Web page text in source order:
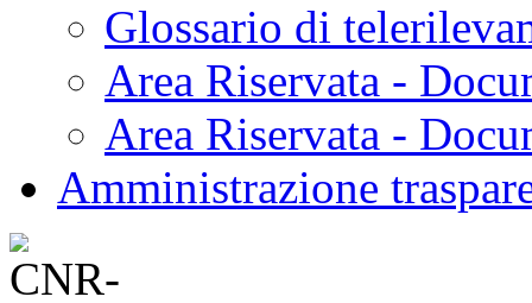
Glossario di
Area Riservata -
Area Riservata -
Amministrazione